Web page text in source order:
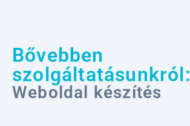
Bővebben
szolgáltatásunkról:
Weboldal készítés